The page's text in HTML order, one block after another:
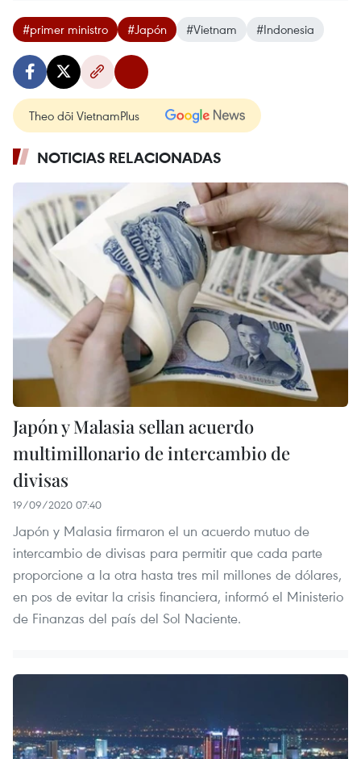
#primer ministro #Japón #Vietnam #Indonesia
Theo dõi VietnamPlus
NOTICIAS RELACIONADAS
Japón y Malasia sellan acuerdo
multimillonario de intercambio de
divisas
19/09/2020 07:40
Japón y Malasia firmaron el un acuerdo mutuo de
intercambio de divisas para permitir que cada parte
proporcione a la otra hasta tres mil millones de dólares,
en pos de evitar la crisis financiera, informó el Ministerio
de Finanzas del país del Sol Naciente.